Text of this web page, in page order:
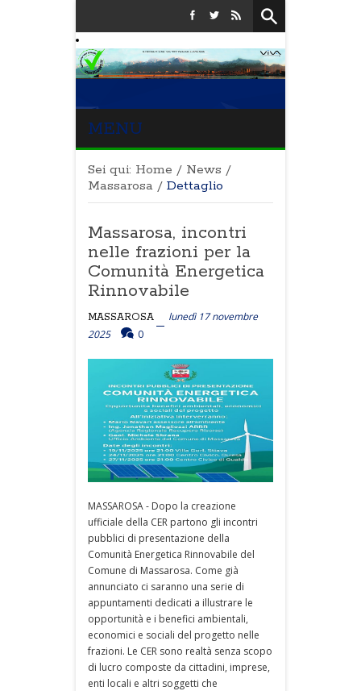
MENU
Sei qui: Home / News /
Massarosa / Dettaglio
Massarosa, incontri
nelle frazioni per la
Comunità Energetica
Rinnovabile
MASSAROSA
lunedì 17 novembre
2025
0
MASSAROSA - Dopo la creazione
ufficiale della CER partono gli incontri
pubblici di presentazione della
Comunità Energetica Rinnovabile del
Comune di Massarosa. Come già
annunciato ci saranno una serie di
appuntamenti dedicati a illustrare le
opportunità e i benefici ambientali,
economici e sociali del progetto nelle
frazioni. Le CER sono realtà senza scopo
di lucro composte da cittadini, imprese,
enti locali e altri soggetti che